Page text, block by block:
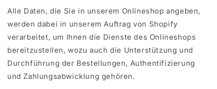
Alle Daten, die Sie in unserem Onlineshop angeben,
werden dabei in unserem Auftrag von Shopify
verarbeitet, um Ihnen die Dienste des Onlineshops
bereitzustellen, wozu auch die Unterstützung und
Durchführung der Bestellungen, Authentifizierung
und Zahlungsabwicklung gehören.